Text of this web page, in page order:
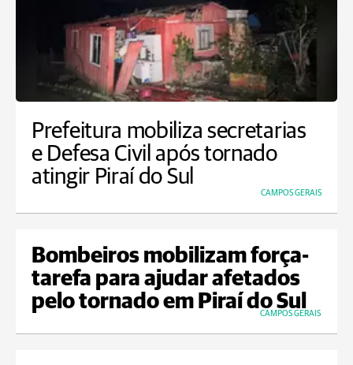
Prefeitura mobiliza secretarias
e Defesa Civil após tornado
atingir Piraí do Sul
CAMPOS GERAIS
Bombeiros mobilizam força-
tarefa para ajudar afetados
pelo tornado em Piraí do Sul
CAMPOS GERAIS